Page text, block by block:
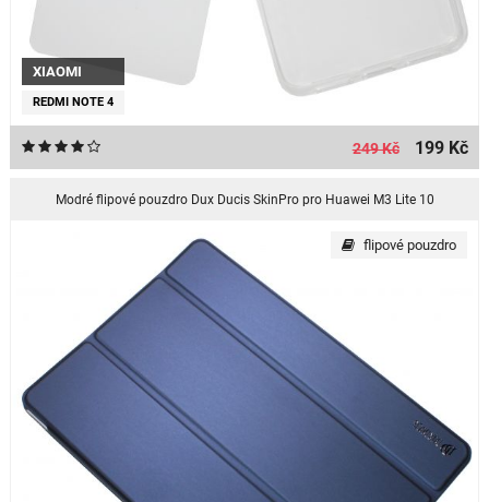
XIAOMI
REDMI NOTE 4
249 Kč 199 Kč
Modré flipové pouzdro Dux Ducis SkinPro pro Huawei M3 Lite 10
flipové pouzdro